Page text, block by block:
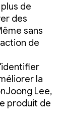
de
des
sans
de
la
Lee,
produit de